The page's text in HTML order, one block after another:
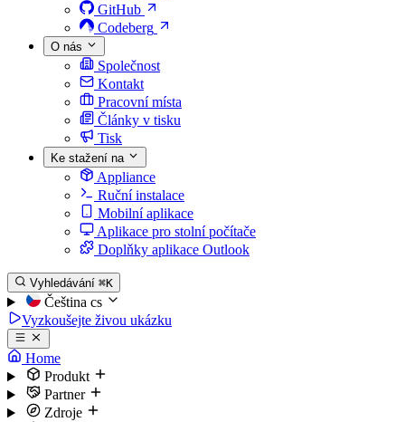
GitHub
Codeberg
O nás
Společnost
Kontakt
Pracovní místa
Články v tisku
Tisk
Ke stažení na
Appliance
Ruční instalace
Mobilní aplikace
Aplikace pro stolní počítače
Doplňky aplikace Outlook
Vyhledávání ⌘K
Čeština cs
Vyzkoušejte živou ukázku
Home
Produkt
Partner
Zdroje